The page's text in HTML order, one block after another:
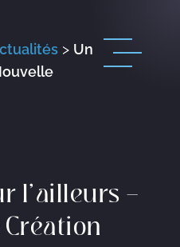
> Un
l’ailleurs –